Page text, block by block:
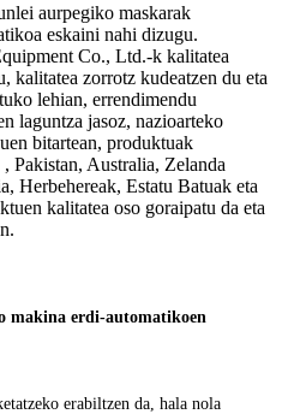
aurpegiko maskarak
eskaini nahi dizugu.
Co., Ltd.-k kalitatea
kalitatea zorrotz kudeatzen du eta
lehian, errendimendu
laguntza jasoz, nazioarteko
bitartean, produktuak
Pakistan, Australia, Zelanda
Herbehereak, Estatu Batuak eta
kalitatea oso goraipatu da eta
makina erdi-automatikoen
erabiltzen da, hala nola